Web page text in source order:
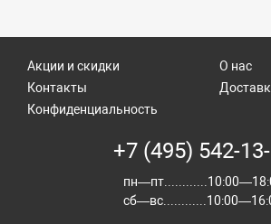
Акции и скидки
Контакты
О нас
Конфиденциальность
+7 (495) 542-